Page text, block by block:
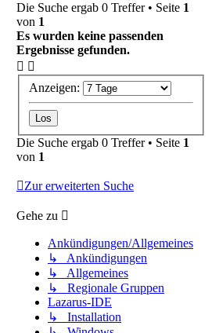
Die Suche ergab 0 Treffer • Seite 1
von 1
Es wurden keine passenden
Ergebnisse gefunden.
Anzeigen:
Die Suche ergab 0 Treffer • Seite 1
von 1
Zur erweiterten Suche
Gehe zu
Ankündigungen/Allgemeines
↳ Ankündigungen
↳ Allgemeines
↳ Regionale Gruppen
Lazarus-IDE
↳ Installation